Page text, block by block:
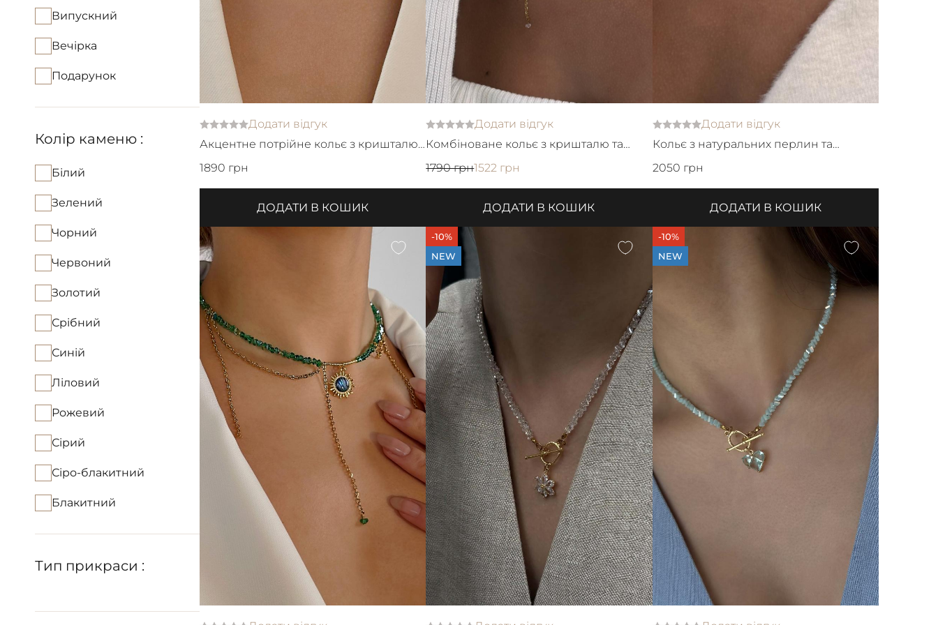
Випускний
Вечірка
Подарунок
Колір каменю :
Білий
Зелений
Чорний
Червоний
Золотий
Срібний
Синій
Ліловий
Рожевий
Сірий
Сіро-блакитний
Блакитний
Тип прикраси :
Додати відгук
Акцентне потрійне кольє з кришталю
зі з'ємним кулоном
1890 грн
ДОДАТИ В КОШИК
Додати відгук
Комбіноване кольє з кришталю та
ланцюжків з кулоном серце
1790 грн1522 грн
ДОДАТИ В КОШИК
Додати відгук
Кольє з натуральних перлин та
ланцюжка з білим серцем
2050 грн
ДОДАТИ В КОШИК
-10%
NEW
-10%
NEW